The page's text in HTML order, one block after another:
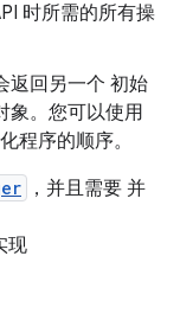
时所需的所有操
返回另一个 初始
象。您可以使用
程序的顺序。
，并且需要 并
现